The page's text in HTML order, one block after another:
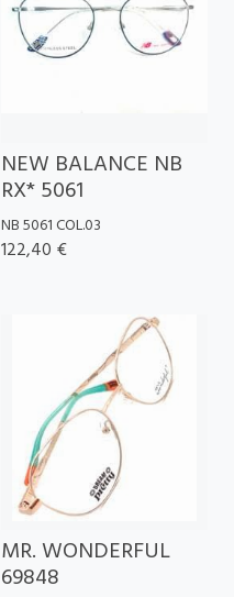
NEW BALANCE NB
RX* 5061
NB 5061 COL.03
122,40 €
MR. WONDERFUL
69848